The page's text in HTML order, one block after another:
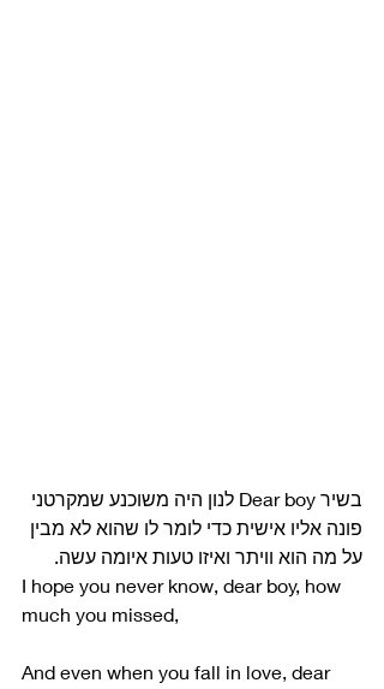
בשיר Dear boy לנון היה משוכנע שמקרטני
פונה אליו אישית כדי לומר לו שהוא לא מבין
על מה הוא וויתר ואיזו טעות איומה עשה.
I hope you never know, dear boy, how
much you missed,
And even when you fall in love, dear